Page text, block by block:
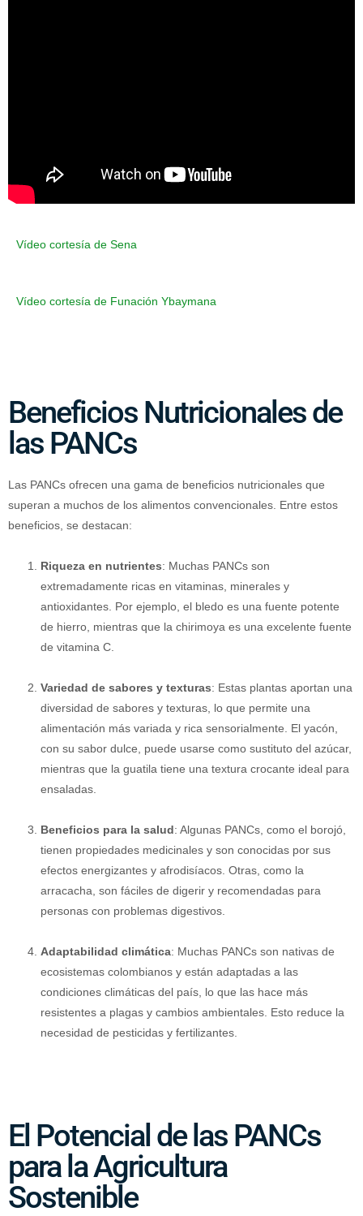
Vídeo cortesía de Sena
Vídeo cortesía de Funación Ybaymana
Beneficios Nutricionales de
las PANCs
Las PANCs ofrecen una gama de beneficios nutricionales que
superan a muchos de los alimentos convencionales. Entre estos
beneficios, se destacan:
Riqueza en nutrientes: Muchas PANCs son
extremadamente ricas en vitaminas, minerales y
antioxidantes. Por ejemplo, el bledo es una fuente potente
de hierro, mientras que la chirimoya es una excelente fuente
de vitamina C.
Variedad de sabores y texturas: Estas plantas aportan una
diversidad de sabores y texturas, lo que permite una
alimentación más variada y rica sensorialmente. El yacón,
con su sabor dulce, puede usarse como sustituto del azúcar,
mientras que la guatila tiene una textura crocante ideal para
ensaladas.
Beneficios para la salud: Algunas PANCs, como el borojó,
tienen propiedades medicinales y son conocidas por sus
efectos energizantes y afrodisíacos. Otras, como la
arracacha, son fáciles de digerir y recomendadas para
personas con problemas digestivos.
Adaptabilidad climática: Muchas PANCs son nativas de
ecosistemas colombianos y están adaptadas a las
condiciones climáticas del país, lo que las hace más
resistentes a plagas y cambios ambientales. Esto reduce la
necesidad de pesticidas y fertilizantes.
El Potencial de las PANCs
para la Agricultura
Sostenible